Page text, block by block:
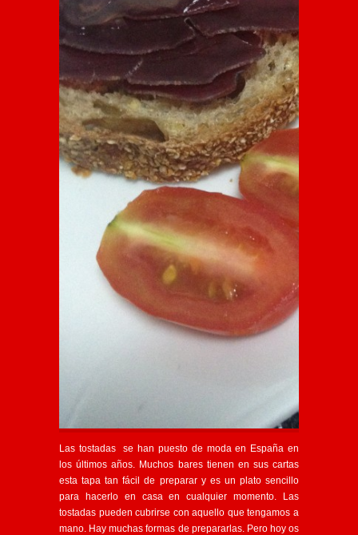
Las tostadas se han puesto de moda en España en
los últimos años. Muchos bares tienen en sus cartas
esta tapa tan fácil de preparar y es un plato sencillo
para hacerlo en casa en cualquier momento. Las
tostadas pueden cubrirse con aquello que tengamos a
mano. Hay muchas formas de prepararlas. Pero hoy os